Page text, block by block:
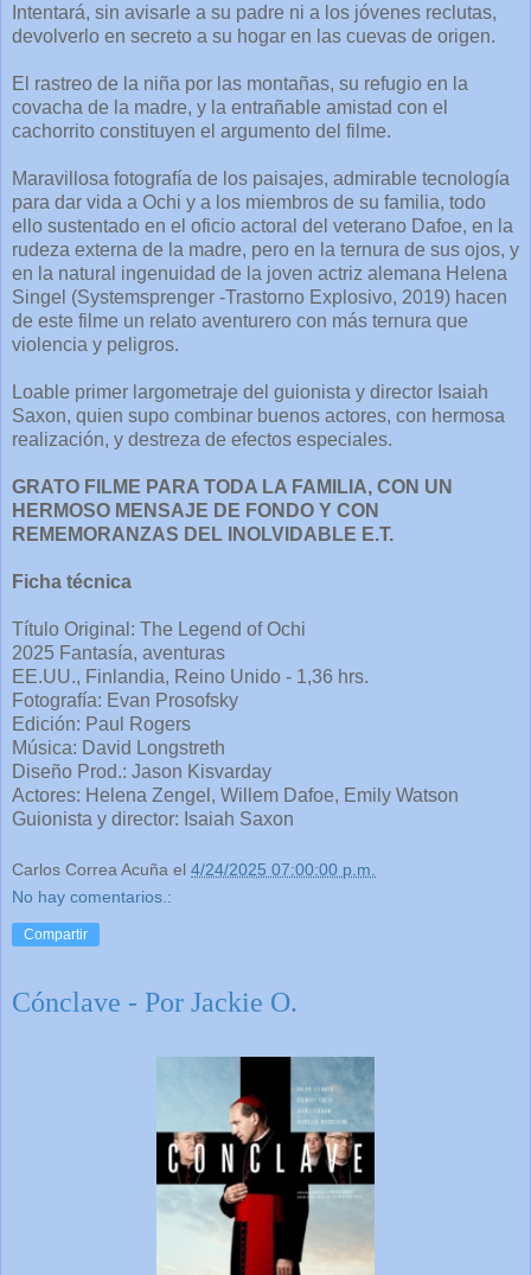
Intentará, sin avisarle a su padre ni a los jóvenes reclutas,
devolverlo en secreto a su hogar en las cuevas de origen.
El rastreo de la niña por las montañas, su refugio en la
covacha de la madre, y la entrañable amistad con el
cachorrito constituyen el argumento del filme.
Maravillosa fotografía de los paisajes, admirable tecnología
para dar vida a Ochi y a los miembros de su familia, todo
ello sustentado en el oficio actoral del veterano Dafoe, en la
rudeza externa de la madre, pero en la ternura de sus ojos, y
en la natural ingenuidad de la joven actriz alemana Helena
Singel (Systemsprenger -Trastorno Explosivo, 2019) hacen
de este filme un relato aventurero con más ternura que
violencia y peligros.
Loable primer largometraje del guionista y director Isaiah
Saxon, quien supo combinar buenos actores, con hermosa
realización, y destreza de efectos especiales.
GRATO FILME PARA TODA LA FAMILIA, CON UN
HERMOSO MENSAJE DE FONDO Y CON
REMEMORANZAS DEL INOLVIDABLE E.T.
Ficha técnica
Título Original: The Legend of Ochi
2025 Fantasía, aventuras
EE.UU., Finlandia, Reino Unido - 1,36 hrs.
Fotografía: Evan Prosofsky
Edición: Paul Rogers
Música: David Longstreth
Diseño Prod.: Jason Kisvarday
Actores: Helena Zengel, Willem Dafoe, Emily Watson
Guionista y director: Isaiah Saxon
Carlos Correa Acuña el 4/24/2025 07:00:00 p.m.
No hay comentarios.:
Compartir
Cónclave - Por Jackie O.